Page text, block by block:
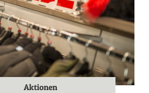
Aktionen